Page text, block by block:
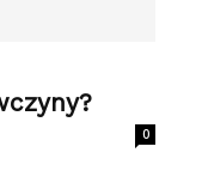
0